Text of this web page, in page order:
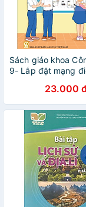
Sách giáo khoa
9- Lắp đặt mạng
Cuộc Sống (Kèm
Sách)
23.000